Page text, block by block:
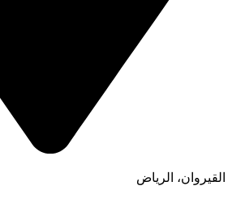
القيروان، الرياض